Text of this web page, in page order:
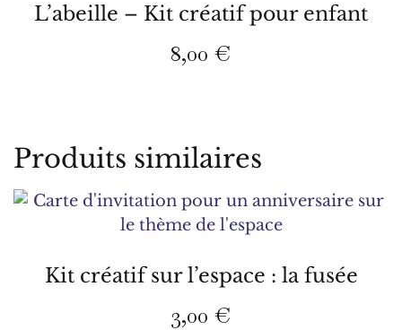
L’abeille – Kit créatif pour enfant
8,00 €
Produits similaires
Kit créatif sur l’espace : la fusée
3,00 €